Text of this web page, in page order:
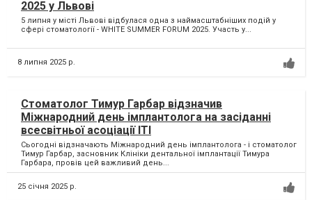
2025 у Львові
5 липня у місті Львові відбулася одна з наймасштабніших подій у
сфері стоматології - WHITE SUMMER FORUM 2025. Участь у...
8 липня 2025 р.
Стоматолог Тимур Гарбар відзначив
Міжнародний день імплантолога на засіданні
всесвітньої асоціації ІТІ
Сьогодні відзначають Міжнародний день імплантолога - і стоматолог
Тимур Гарбар, засновник Клініки дентальної імплантації Тимура
Гарбара, провів цей важливий день...
25 січня 2025 р.